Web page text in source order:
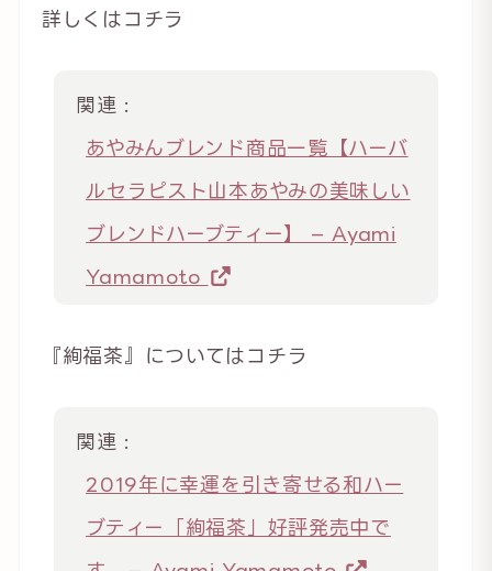
詳しくはコチラ
関連 :
あやみんブレンド商品一覧【ハーバ
ルセラピスト山本あやみの美味しい
ブレンドハーブティー】 – Ayami
Yamamoto
『絢福茶』についてはコチラ
関連 :
2019年に幸運を引き寄せる和ハー
ブティー「絢福茶」好評発売中で